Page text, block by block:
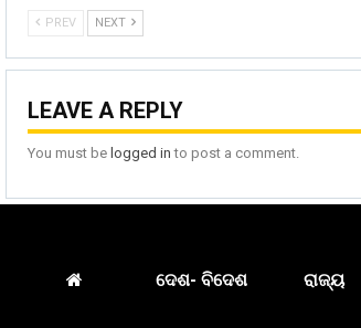
PREV NEXT
LEAVE A REPLY
You must be logged in to post a comment.
ଦେଶ- ବିଦେଶ ରାଜ୍ୟ